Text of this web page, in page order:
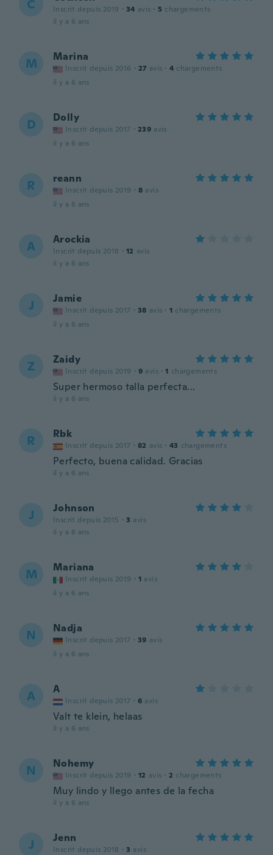
C Inscrit depuis 2019 · 34 avis · 5 chargements
il y a 6 ans
M Marina
Inscrit depuis 2016 · 27 avis · 4 chargements
il y a 6 ans
D Dolly
Inscrit depuis 2017 · 239 avis
il y a 6 ans
R reann
Inscrit depuis 2019 · 8 avis
il y a 6 ans
A Arockia
Inscrit depuis 2018 · 12 avis
il y a 6 ans
J Jamie
Inscrit depuis 2017 · 38 avis · 1 chargements
il y a 6 ans
Z Zaidy
Inscrit depuis 2019 · 9 avis · 1 chargements
Super hermoso talla perfecta...
il y a 6 ans
R Rbk
Inscrit depuis 2017 · 82 avis · 43 chargements
Perfecto, buena calidad. Gracias
il y a 6 ans
J Johnson
Inscrit depuis 2015 · 3 avis
il y a 6 ans
M Mariana
Inscrit depuis 2019 · 1 avis
il y a 6 ans
N Nadja
Inscrit depuis 2017 · 39 avis
il y a 6 ans
A A
Inscrit depuis 2017 · 6 avis
Valt te klein, helaas
il y a 6 ans
N Nohemy
Inscrit depuis 2019 · 12 avis · 2 chargements
Muy lindo y llego antes de la fecha
il y a 6 ans
J Jenn
Inscrit depuis 2018 · 3 avis